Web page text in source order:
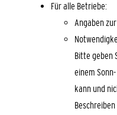
Für alle Betriebe:
Angaben
Bitte geben
einem
kann und